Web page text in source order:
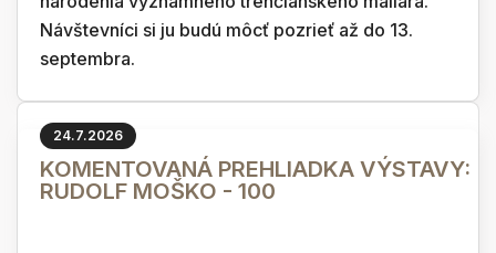
Návštevníci si ju budú môcť pozrieť až do 13.
septembra.
24.7.2026
KOMENTOVANÁ PREHLIADKA VÝSTAVY:
RUDOLF MOŠKO - 100